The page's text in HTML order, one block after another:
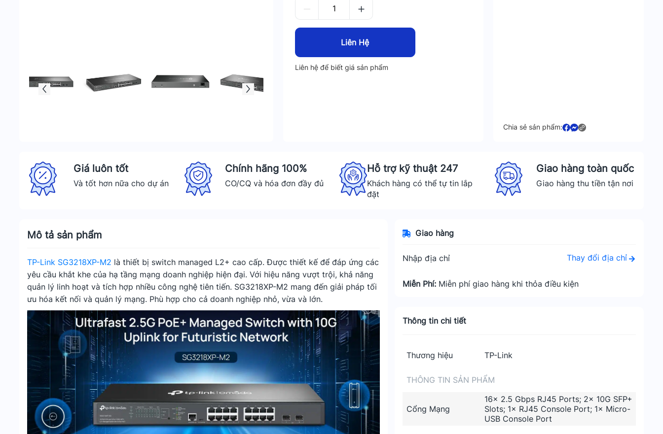
Liên Hệ
Liên hệ để biết giá sản phẩm
Chia sẻ sản phẩm:
Giá luôn tốt
Và tốt hơn nữa cho dự án
Chính hãng 100%
CO/CQ và hóa đơn đầy đủ
Hỗ trợ kỹ thuật 247
Khách hàng có thể tự tin lắp
đặt
Giao hàng toàn quốc
Giao hàng thu tiền tận nơi
Mô tả sản phẩm
TP-Link SG3218XP-M2 là thiết bị switch managed L2+ cao cấp. Được thiết kế để đáp ứng các
yêu cầu khắt khe của hạ tầng mạng doanh nghiệp hiện đại. Với hiệu năng vượt trội, khả năng
quản lý linh hoạt và tích hợp nhiều công nghệ tiên tiến. SG3218XP-M2 mang đến giải pháp tối
ưu hóa kết nối và quản lý mạng. Phù hợp cho cả doanh nghiệp nhỏ, vừa và lớn.
Giao hàng
Nhập địa chỉ Thay đổi địa chỉ
Miễn Phí: Miễn phí giao hàng khi thỏa điều kiện
Thông tin chi tiết
Thương hiệu TP-Link
THÔNG TIN SẢN PHẨM
Cổng Mạng
16× 2.5 Gbps RJ45 Ports; 2× 10G SFP+
Slots; 1× RJ45 Console Port; 1× Micro-
USB Console Port